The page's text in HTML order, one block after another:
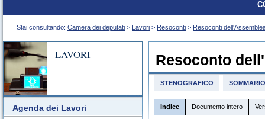
Stai consultando: Camera dei deputati > Lavori > Resoconti > Resoconti
LAVORI
Agenda dei Lavori
Resoconto
STENOGRAFICO SOMMARIO
Indice Documento intero